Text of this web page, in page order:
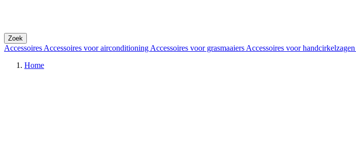
Zoek
Accessoires Accessoires voor airconditioning Accessoires voor grasmaaiers Accessoires voor handcirkelzagen
Home